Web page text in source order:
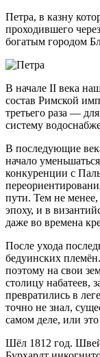
Петра, в казну
проходившего
богатым городом
В начале II века
состав Римской
третьего раза —
систему
В последующие
начало
конкуренции с
пути. Тем не
эпоху, и в
даже во времена
После ухода
бедуинских
поэтому на свои
столицу набатеев,
превратились в
точно не знал,
самом деле, или
Шёл 1812 год.